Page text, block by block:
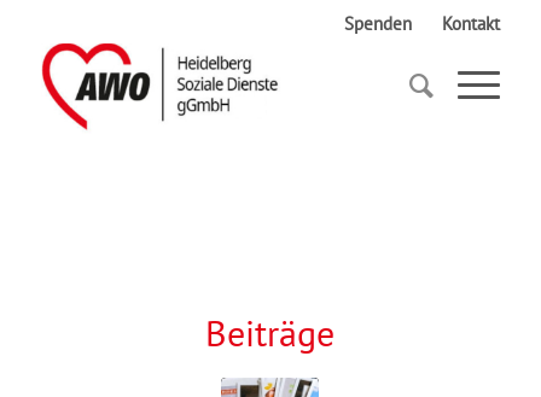
Spenden Kontakt
Kooperation
Beiträge